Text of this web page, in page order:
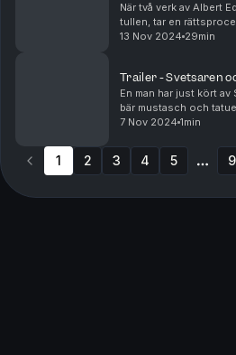
När två verk av Albert
tullen, tar en
svenska och finska
13 Nov 2024 29min
Trailer - Svetsaren
En man har just kört av
bär mustasch och
han syn på de finska
7 Nov 2024 1min
1 2 3 4 5 9